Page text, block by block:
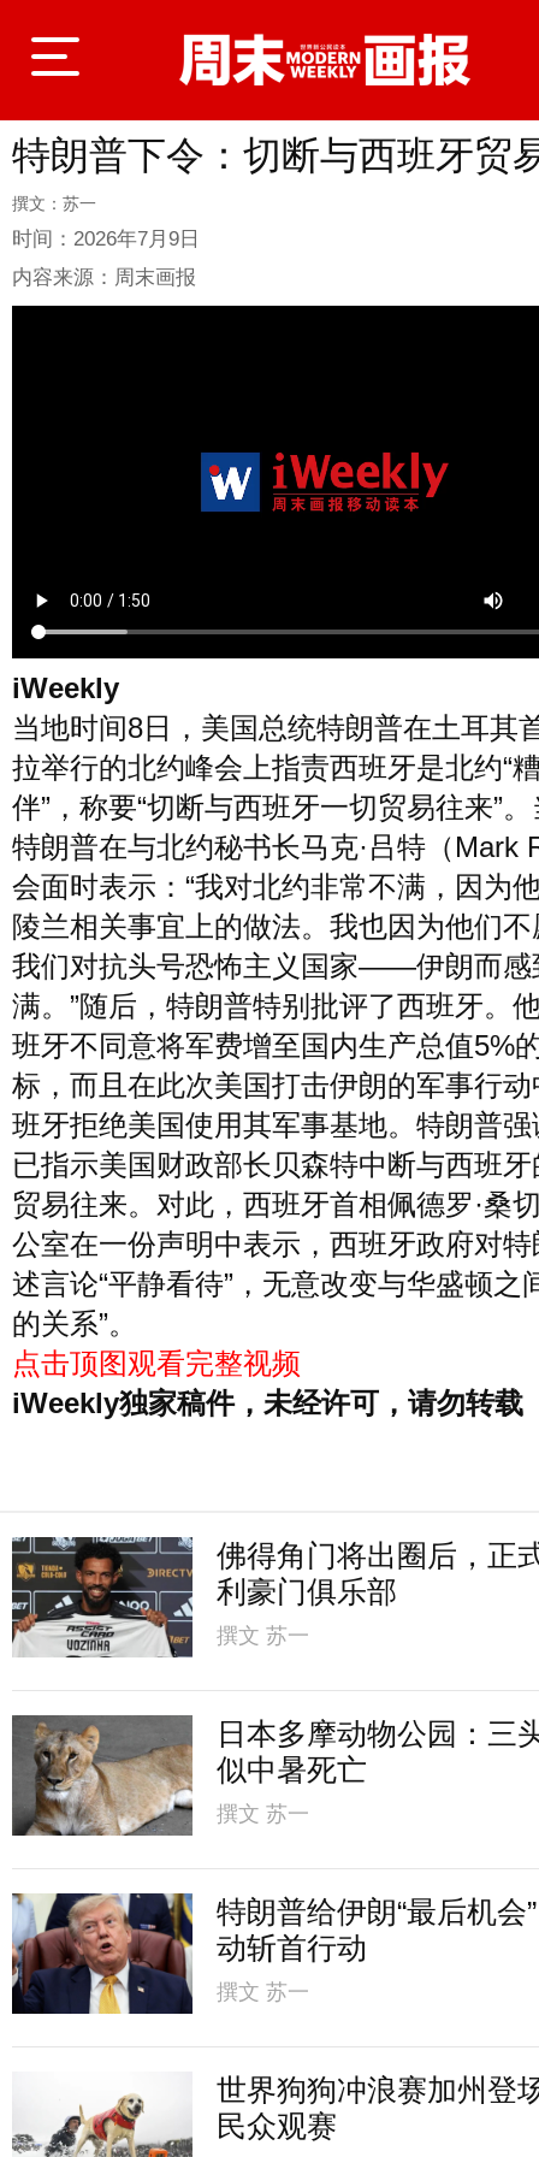
登录
首页
生活
周末 城市 玩物
短片 时事 潮流 艺术
特朗普下令：切断与西班牙贸
撰文：苏一
时间： 2026年7月9日
内容来源： 周末画报
iWeekly
当地时间8日，美国总统特朗普在土耳其
拉举行的北约峰会上指责西班牙是北约“
伴”，称要“切断与西班牙一切贸易往来”
特朗普在与北约秘书长马克·吕特（Mark
会面时表示：“我对北约非常不满，因为
陵兰相关事宜上的做法。我也因为他们
我们对抗头号恐怖主义国家——伊朗而感
满。”随后，特朗普特别批评了西班牙。
班牙不同意将军费增至国内生产总值5%
标，而且在此次美国打击伊朗的军事行
班牙拒绝美国使用其军事基地。特朗普
已指示美国财政部长贝森特中断与西班
贸易往来。对此，西班牙首相佩德罗·桑
公室在一份声明中表示，西班牙政府对
述言论“平静看待”，无意改变与华盛顿之
的关系”。
点击顶图观看完整视频
iWeekly独家稿件，未经许可，请勿转载
佛得角门将出圈后，正
利豪门俱乐部
撰文 苏一
日本多摩动物公园：三
似中暑死亡
撰文 苏一
特朗普给伊朗“最后机会
动斩首行动
撰文 苏一
世界狗狗冲浪赛加州登
民众观赛